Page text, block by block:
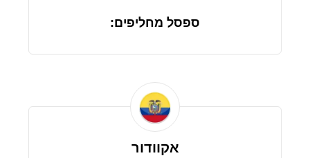
ספסל מחליפים:
אקוודור